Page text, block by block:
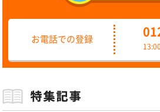
お電話での登録